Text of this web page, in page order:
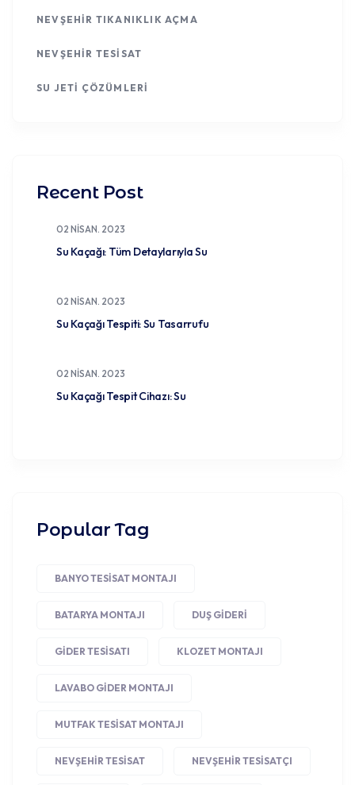
NEVŞEHIR TIKANIKLIK AÇMA
NEVŞEHIR TESISAT
SU JETI ÇÖZÜMLERI
Recent Post
02 NISAN. 2023
Su Kaçağı: Tüm Detaylarıyla Su
02 NISAN. 2023
Su Kaçağı Tespiti: Su Tasarrufu
02 NISAN. 2023
Su Kaçağı Tespit Cihazı: Su
Popular Tag
BANYO TESISAT MONTAJI
BATARYA MONTAJI DUŞ GIDERI
GIDER TESISATI KLOZET MONTAJI
LAVABO GIDER MONTAJI
MUTFAK TESISAT MONTAJI
NEVŞEHIR TESISAT NEVŞEHIR TESISATÇI